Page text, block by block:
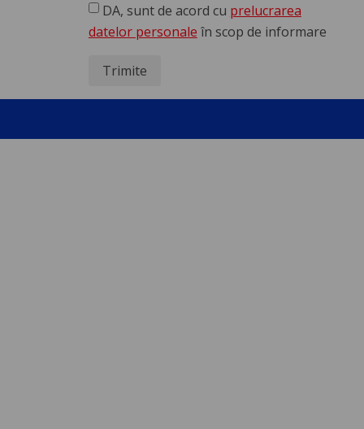
DA, sunt de acord cu prelucrarea
datelor personale în scop de informare
Trimite